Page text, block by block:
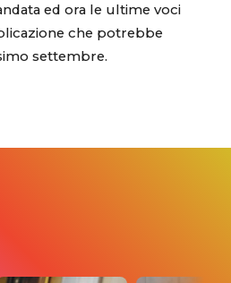
ed ora le ultime voci
che potrebbe
settembre.